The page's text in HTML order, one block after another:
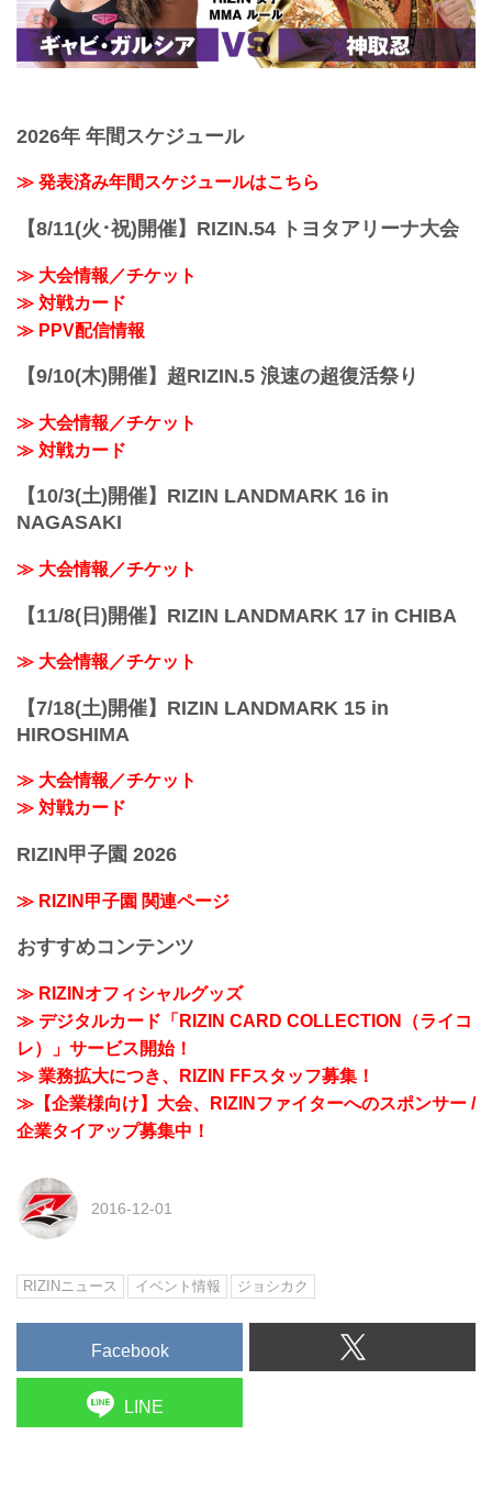
2026年 年間スケジュール
≫ 発表済み年間スケジュールはこちら
【8/11(火･祝)開催】RIZIN.54 トヨタアリーナ大会
≫ 大会情報／チケット
≫ 対戦カード
≫ PPV配信情報
【9/10(木)開催】超RIZIN.5 浪速の超復活祭り
≫ 大会情報／チケット
≫ 対戦カード
【10/3(土)開催】RIZIN LANDMARK 16 in
NAGASAKI
≫ 大会情報／チケット
【11/8(日)開催】RIZIN LANDMARK 17 in CHIBA
≫ 大会情報／チケット
【7/18(土)開催】RIZIN LANDMARK 15 in
HIROSHIMA
≫ 大会情報／チケット
≫ 対戦カード
RIZIN甲子園 2026
≫ RIZIN甲子園 関連ページ
おすすめコンテンツ
≫ RIZINオフィシャルグッズ
≫ デジタルカード「RIZIN CARD COLLECTION（ライコ
レ）」サービス開始！
≫ 業務拡大につき、RIZIN FFスタッフ募集！
≫【企業様向け】大会、RIZINファイターへのスポンサー /
企業タイアップ募集中！
2016-12-01
RIZINニュース イベント情報 ジョシカク
Facebook
LINE